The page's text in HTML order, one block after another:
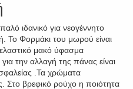
ιδανικό για νεογέννητο
Το Φορμάκι του μωρού είναι
μακό ύφασμα
την αλλαγή της πάνας είναι
.Τα χρώματα
Στο βρεφικό ρούχο η ποιότητα